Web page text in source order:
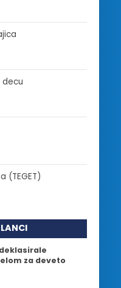
(TEGET)
za deveto